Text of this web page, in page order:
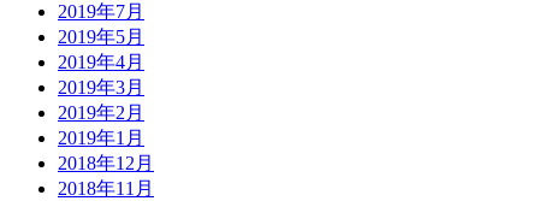
2019年7月
2019年5月
2019年4月
2019年3月
2019年2月
2019年1月
2018年12月
2018年11月